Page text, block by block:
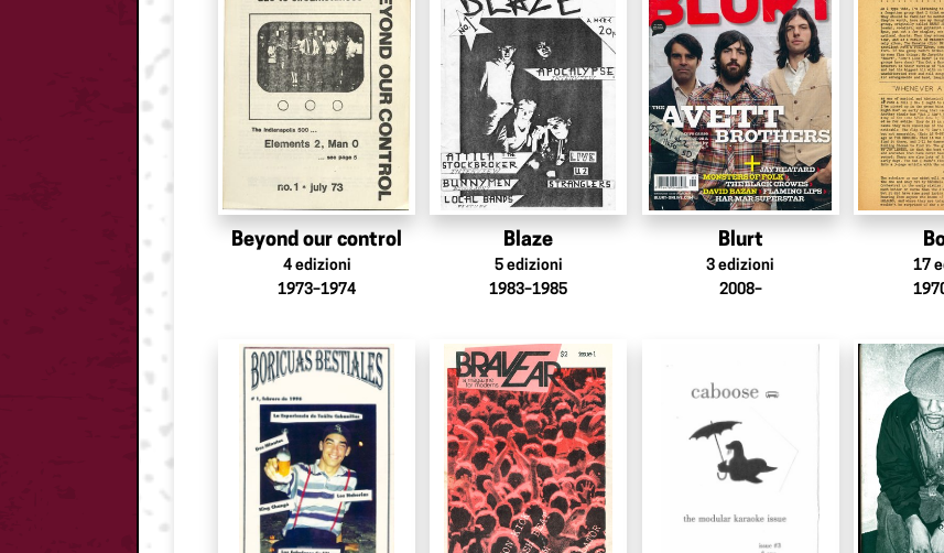
Beyond our control
4 edizioni
1973–1974
Blaze
5 edizioni
1983–1985
Blurt
3 edizioni
2008–
17